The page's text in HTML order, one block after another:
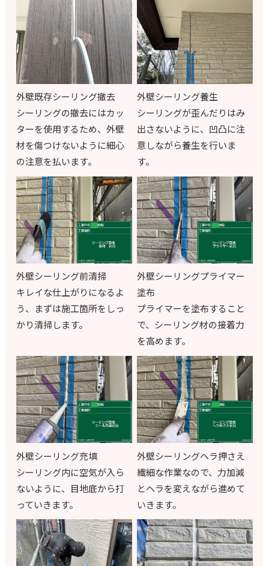
外壁既存シーリング撤去
シーリングの撤去にはカッ
ターを使用するため、外壁
材を傷つけないように細心
の注意を払います。
外壁シーリング養生
シーリングが歪んだりはみ
出さないように、凹凸に注
意しながら養生を行いま
す。
外壁シーリング前清掃
キレイな仕上がりになるよ
う、まずは施工箇所をしっ
かり清掃します。
外壁シーリングプライマー
塗布
プライマーを塗布すること
で、シーリング材の接着力
を高めます。
外壁シーリング充填
シーリング内に空気が入ら
ないように、目地底から打
っていきます。
外壁シーリングヘラ押さえ
繊細な作業なので、力加減
とヘラを変えながら進めて
いきます。